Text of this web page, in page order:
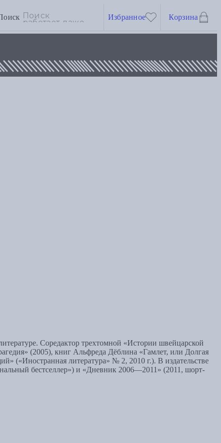
Избранное Корзина
Соредактор трехтомной «Истории швейцарской
(2005), книг Альфреда Дёблина «Гамлет, или Долгая
(«Иностранная литература» № 2, 2010 г.). В издательстве
бестселлер») и «Дневник 2006—2011» (2011, шорт-